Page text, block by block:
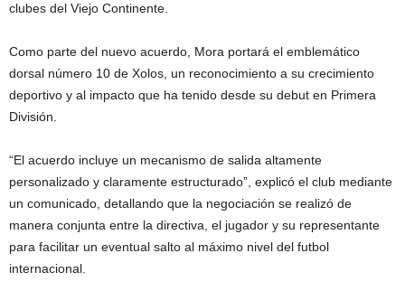
clubes del Viejo Continente.
Como parte del nuevo acuerdo, Mora portará el emblemático
dorsal número 10 de Xolos, un reconocimiento a su crecimiento
deportivo y al impacto que ha tenido desde su debut en Primera
División.
“El acuerdo incluye un mecanismo de salida altamente
personalizado y claramente estructurado”, explicó el club mediante
un comunicado, detallando que la negociación se realizó de
manera conjunta entre la directiva, el jugador y su representante
para facilitar un eventual salto al máximo nivel del futbol
internacional.